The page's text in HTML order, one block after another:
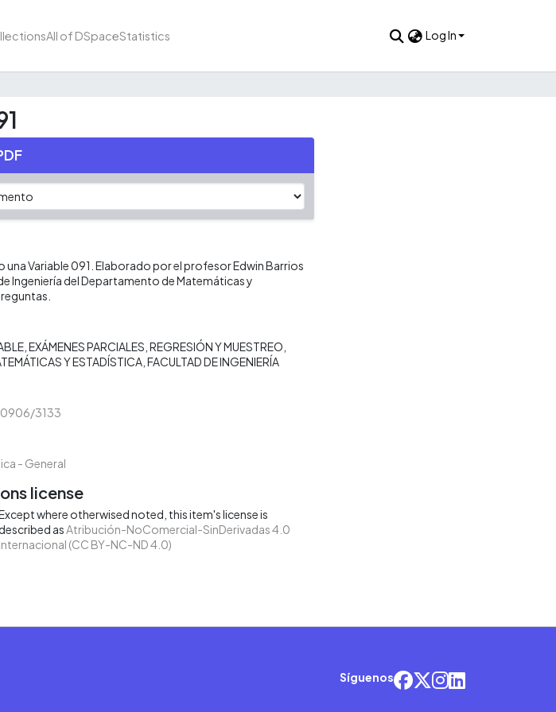
All of DSpaceStatistics Log In
una Variable 091. Elaborado por el profesor Edwin Barrios
Ingeniería del Departamento de Matemáticas y
EXÁMENES PARCIALES REGRESIÓN Y MUESTREO
Y ESTADÍSTICA FACULTAD DE INGENIERÍA
3133
- General
license
where otherwised noted, this item's license is
as Atribución-NoComercial-SinDerivadas 4.0
Internacional (CC BY-NC-ND 4.0)
Síguenos